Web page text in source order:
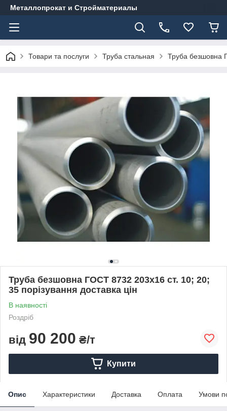
Металлопрокат и Стройматериалы
Товари та послуги Труба стальная Труба безшовна
Труба безшовна ГОСТ 8732 203х16 ст. 10; 20;
35 порізування доставка цін
В наявності
Роздріб
від 90 200 ₴/т
Купити
Опис Характеристики Доставка Оплата Умови